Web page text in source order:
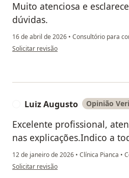
Muito atenciosa e
dúvidas.
16 de abril de 2026 • Consultório para
na opinião do utilizador I cunha
Solicitar revisão
Luiz Augusto Opinião
Excelente profissional,
nas explicações.Indico a
12 de janeiro de 2026 • Clínica Pianca •
na opinião do utilizador Luiz Augusto
Solicitar revisão